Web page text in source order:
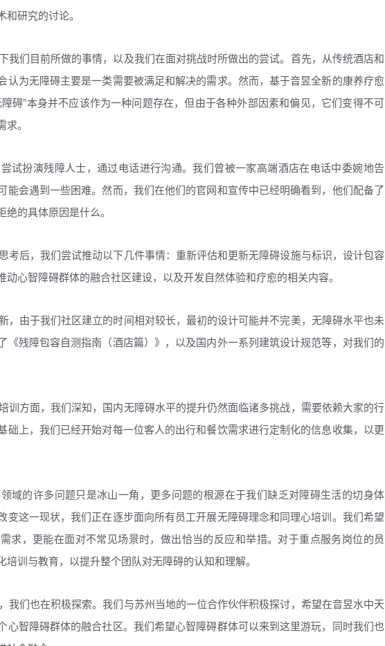
研究的讨论。
我们目前所做的事情，以及我们在面对挑战时所做出的尝试。首先，从传统酒店和
认为无障碍主要是一类需要被满足和解决的需求。然而，基于音昱全新的康养疗愈
碍”本身并不应该作为一种问题存在，但由于各种外部因素和偏见，它们变得不可
。
试扮演残障人士，通过电话进行沟通。我们曾被一家高端酒店在电话中委婉地告
能会遇到一些困难。然而，我们在他们的官网和宣传中已经明确看到，他们配备了
的具体原因是什么。
考后，我们尝试推动以下几件事情：重新评估和更新无障碍设施与标识，设计包容
心智障碍群体的融合社区建设，以及开发自然体验和疗愈的相关内容。
，由于我们社区建立的时间相对较长，最初的设计可能并不完美，无障碍水平也未
《残障包容自测指南（酒店篇）》，以及国内外一系列建筑设计规范等，对我们的
训方面，我们深知，国内无障碍水平的提升仍然面临诸多挑战，需要依赖大家的行
础上，我们已经开始对每一位客人的出行和餐饮需求进行定制化的信息收集，以更
域的许多问题只是冰山一角，更多问题的根源在于我们缺乏对障碍生活的切身体
变这一现状，我们正在逐步面向所有员工开展无障碍理念和同理心培训。我们希望
求，更能在面对不常见场景时，做出恰当的反应和举措。对于重点服务岗位的员
训与教育，以提升整个团队对无障碍的认知和理解。
我们也在积极探索。我们与苏州当地的一位合作伙伴积极探讨，希望在音昱水中天
心智障碍群体的融合社区。我们希望心智障碍群体可以来到这里游玩，同时我们也